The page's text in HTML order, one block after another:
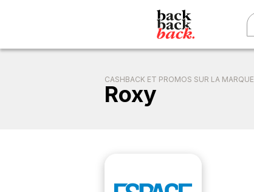
CASHBACK ET PROMOS SUR LA MARQUE
Roxy